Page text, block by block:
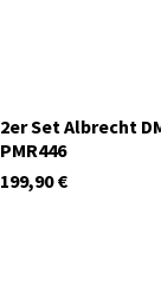
2er Set Albrecht
PMR446
€
199,90